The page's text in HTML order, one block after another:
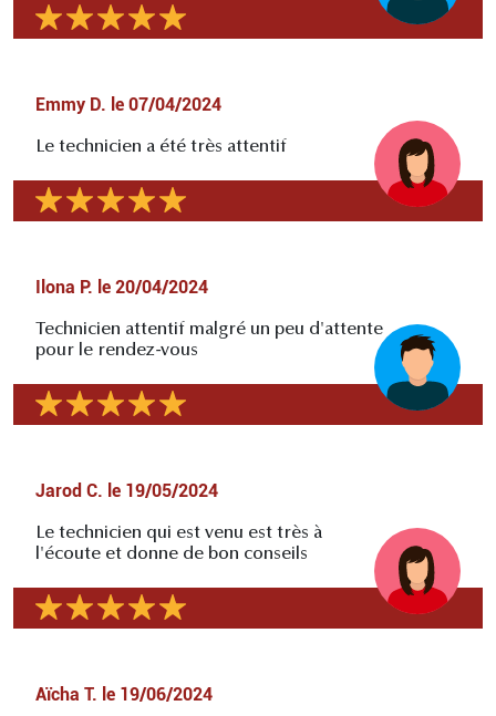
Emmy D. le 07/04/2024
Le technicien a été très attentif
Ilona P. le 20/04/2024
Technicien attentif malgré un peu d'attente
pour le rendez-vous
Jarod C. le 19/05/2024
Le technicien qui est venu est très à
l'écoute et donne de bon conseils
Aïcha T. le 19/06/2024